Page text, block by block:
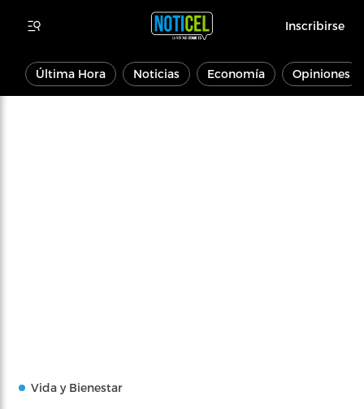
Inscribirse
Última Hora Noticias Economía Opiniones
Vida y Bienestar